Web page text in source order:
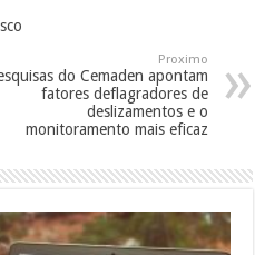
Proximo
do Cemaden apontam
fatores deflagradores de
deslizamentos e o
monitoramento mais eficaz